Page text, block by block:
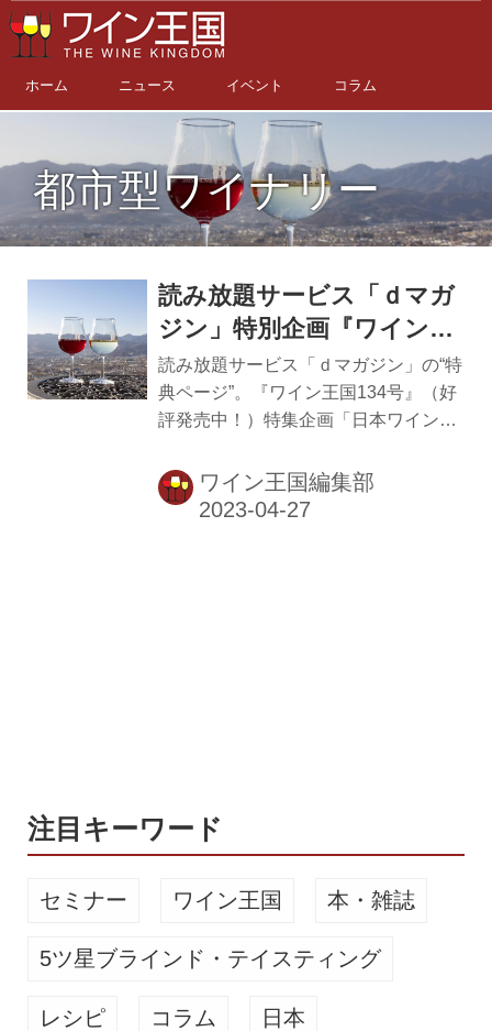
ホーム ニュース イベント コラム
都市型ワイナリー
読み放題サービス「ｄマガ
ジン」特別企画『ワイン王
国 134号』特集「日本ワイ
ン旅」お土産編・第2弾！
山梨、東京、神奈川
読み放題サービス「ｄマガジン」の“特
典ページ”。『ワイン王国134号』（好
評発売中！）特集企画「日本ワイン
見付けたグッズや食品などを紹介しま
す。ワイナリー訪問の醍醐味は“出合
ワイン王国編集部
注目キーワード
セミナー ワイン王国 本・雑誌
5ツ星ブラインド・テイスティング
レシピ コラム 日本